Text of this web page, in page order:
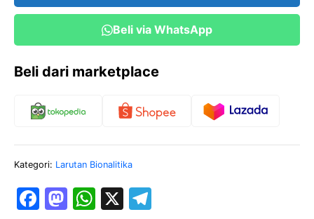
Beli via WhatsApp
Beli dari marketplace
Kategori: Larutan Bionalitika
F
M W X